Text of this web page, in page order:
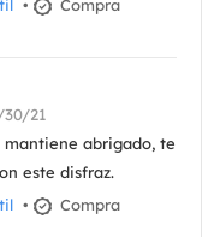
•
Compra
21
mantiene abrigado, te
este disfraz.
•
Compra